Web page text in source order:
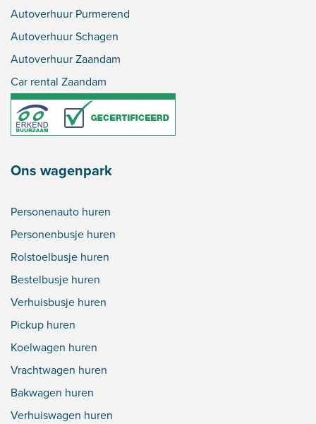
Autoverhuur Purmerend
Autoverhuur Schagen
Autoverhuur Zaandam
Car rental Zaandam
Ons wagenpark
Personenauto huren
Personenbusje huren
Rolstoelbusje huren
Bestelbusje huren
Verhuisbusje huren
Pickup huren
Koelwagen huren
Vrachtwagen huren
Bakwagen huren
Verhuiswagen huren